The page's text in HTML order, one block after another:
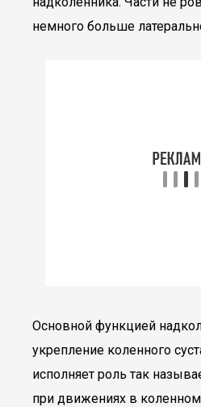
немного больше
Основной функцией
укрепление коленного
исполняет роль так
при движениях в коленном